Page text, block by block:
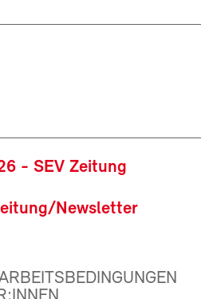
- SEV Zeitung
Newsletter